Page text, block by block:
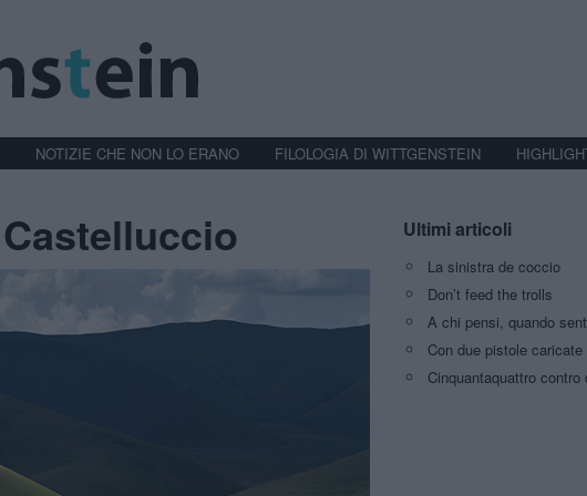
NOTIZIE CHE NON LO ERANO FILOLOGIA DI WITTGENSTEIN
Ultimi articoli
La sinistra de coccio
Don’t feed the trolls
A chi pensi, quando
Con due pistole
Cinquantaquattro contro